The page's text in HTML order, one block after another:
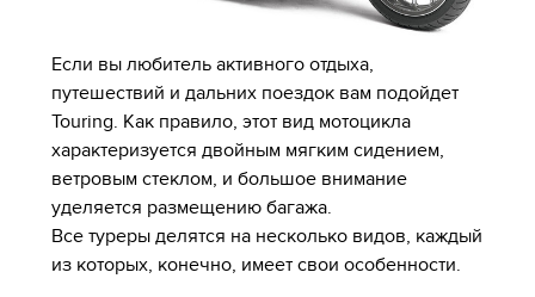
Если вы любитель активного отдыха,
путешествий и дальних поездок вам подойдет
Touring. Как правило, этот вид мотоцикла
характеризуется двойным мягким сидением,
ветровым стеклом, и большое внимание
уделяется размещению багажа.
Все туреры делятся на несколько видов, каждый
из которых, конечно, имеет свои особенности.